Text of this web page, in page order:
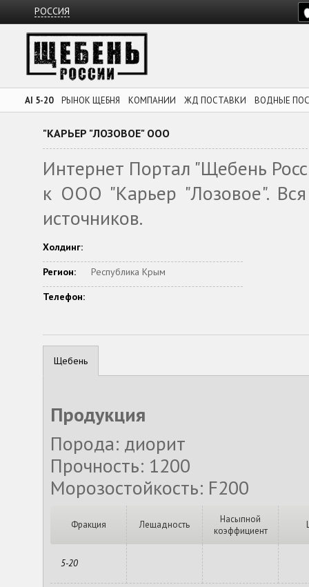
РОССИЯ
AI 5-20 РЫНОК ЩЕБНЯ КОМПАНИИ ЖД ПОСТАВКИ ВОДНЫЕ
"КАРЬЕР "ЛОЗОВОЕ" ООО
Интернет Портал "Щебень
к ООО "Карьер "Лозовое".
источников.
Холдинг:
Регион:
Республика Крым
Телефон:
Щебень
Продукция
Порода: диорит
Прочность: 1200
Морозостойкость: F200
Фракция Лещадность
Насыпной
коэффициент
5-20